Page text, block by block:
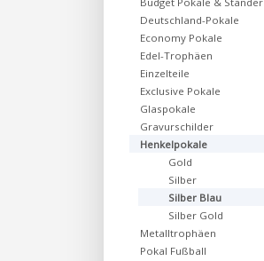
Deutschland-Pokale
Economy Pokale
Edel-Trophäen
Einzelteile
Exclusive Pokale
Glaspokale
Gravurschilder
Henkelpokale
Gold
Silber
Silber Blau
Silber Gold
Metalltrophäen
Pokal Fußball